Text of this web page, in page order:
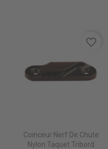
Coinceur Nerf De Chute
Nylon Taquet Tribord
favorite_border